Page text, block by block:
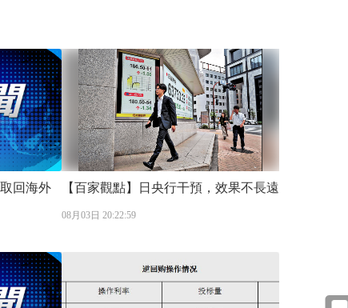
【百家觀點】日央行干預，效果不長遠
08月03日 20:22:59